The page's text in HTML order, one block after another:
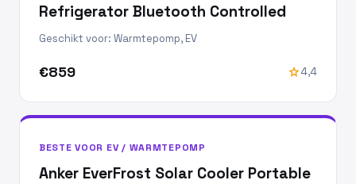
Refrigerator Bluetooth Controlled
Geschikt voor: Warmtepomp, EV
€859 star4,4
BESTE VOOR EV / WARMTEPOMP
Anker EverFrost Solar Cooler Portable